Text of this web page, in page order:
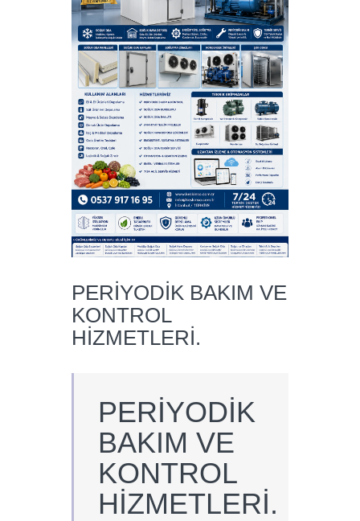
PERİYODİK BAKIM VE
KONTROL
HİZMETLERİ.
PERİYODİK
BAKIM VE
KONTROL
HİZMETLERİ.